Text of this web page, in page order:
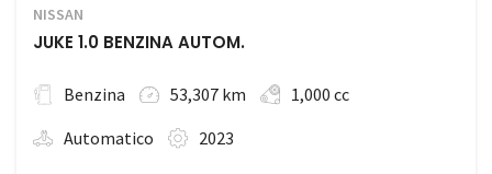
NISSAN
JUKE 1.0 BENZINA AUTOM.
Benzina 53,307 km
1,000 cc
Automatico
2023